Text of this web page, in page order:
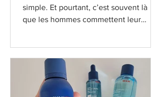
simple. Et pourtant, c’est souvent là
que les hommes commettent leur